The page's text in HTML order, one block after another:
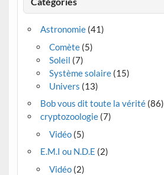
Astronomie(41)
Comète(5)
Soleil (7)
Système solaire(15)
Univers (13)
Bob vous dit toute la vérité(86)
cryptozoologie(7)
Vidéo(5)
E.M.I ou N.D.E (2)
Vidéo(2)